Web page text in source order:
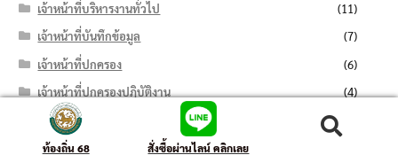
เจ้าหน้าที่บริหารงานทั่วไป
(11)
เจ้าหน้าที่บันทึกข้อมูล
(7)
เจ้าหน้าที่ปกครอง
(6)
เจ้าหน้าที่ปกครองปฏิบัติงาน
(4)
เจ้าหน้าที่ประสานงานด้านการท่องเที่ยว
เจ้าหน้าที่ป่าไม้
ท้องถิ่น 68 สั่งซื้อผ่านไลน์ คลิกเลย